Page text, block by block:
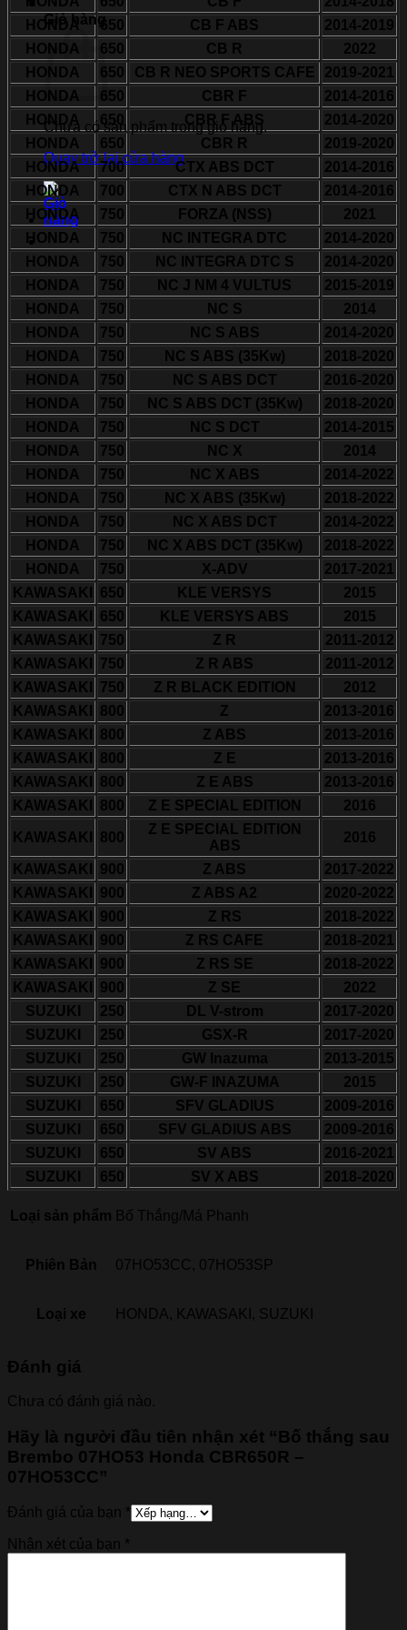
Giỏ hàng
Chưa có sản phẩm trong giỏ hàng.
Quay trở lại cửa hàng
HONDA
650 CB F ABS
2014-2019
HONDA
650 CB R
2022
HONDA
650 CB R NEO SPORTS CAFE
2019-2021
HONDA
650 CBR F
2014-2016
HONDA
650 CBR F ABS
2014-2020
HONDA
650 CBR R
2019-2020
HONDA
700 CTX ABS DCT
2014-2016
HONDA
700 CTX N ABS DCT
2014-2016
HONDA
750 FORZA (NSS)
2021
HONDA
750 NC INTEGRA DTC
2014-2020
HONDA
750 NC INTEGRA DTC S
2014-2020
HONDA
750 NC J NM 4 VULTUS
2015-2019
HONDA
750 NC S
2014
HONDA
750 NC S ABS
2014-2020
HONDA
750 NC S ABS (35Kw)
2018-2020
HONDA
750 NC S ABS DCT
2016-2020
HONDA
750 NC S ABS DCT (35Kw)
2018-2020
HONDA
750 NC S DCT
2014-2015
HONDA
750 NC X
2014
HONDA
750 NC X ABS
2014-2022
HONDA
750 NC X ABS (35Kw)
2018-2022
HONDA
750 NC X ABS DCT
2014-2022
HONDA
750 NC X ABS DCT (35Kw)
2018-2022
HONDA
750 X-ADV
2017-2021
KAWASAKI
650 KLE VERSYS
2015
KAWASAKI
650 KLE VERSYS ABS
2015
KAWASAKI
750 Z R
2011-2012
KAWASAKI
750 Z R ABS
2011-2012
KAWASAKI
750 Z R BLACK EDITION
2012
KAWASAKI
800 Z
2013-2016
KAWASAKI
800 Z ABS
2013-2016
KAWASAKI
800 Z E
2013-2016
KAWASAKI
800 Z E ABS
2013-2016
KAWASAKI
800 Z E SPECIAL EDITION 2016
KAWASAKI 800
Z E SPECIAL EDITION
ABS
2016
KAWASAKI 900 Z ABS
2017-2022
KAWASAKI
900 Z ABS A2
2020-2022
KAWASAKI
900 Z RS
2018-2022
KAWASAKI
900 Z RS CAFE
2018-2021
KAWASAKI
900 Z RS SE
2018-2022
KAWASAKI
900 Z SE
2022
SUZUKI
250 DL V-strom
2017-2020
SUZUKI
250 GSX-R
2017-2020
SUZUKI
250 GW Inazuma
2013-2015
SUZUKI
250 GW-F INAZUMA
2015
SUZUKI
650 SFV GLADIUS
2009-2016
SUZUKI
650 SFV GLADIUS ABS
2009-2016
SUZUKI
650 SV ABS
2016-2021
SUZUKI
650 SV X ABS 2018-2020
Loại sản phẩm Bố Thắng/Má Phanh
Phiên Bản 07HO53CC, 07HO53SP
Loại xe HONDA, KAWASAKI, SUZUKI
Đánh giá
Chưa có đánh giá nào.
Hãy là người đầu tiên nhận xét “Bố thắng sau
Brembo 07HO53 Honda CBR650R –
07HO53CC”
Đánh giá của bạn *
Nhận xét của bạn *